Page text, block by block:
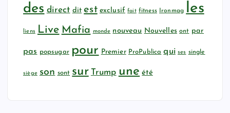
des direct dit est exclusif fait fitness Ironmag les
liens Live Mafia monde nouveau Nouvelles ont par
pas popsugar pour Premier ProPublica qui ses single
siège son sont sur Trump une été